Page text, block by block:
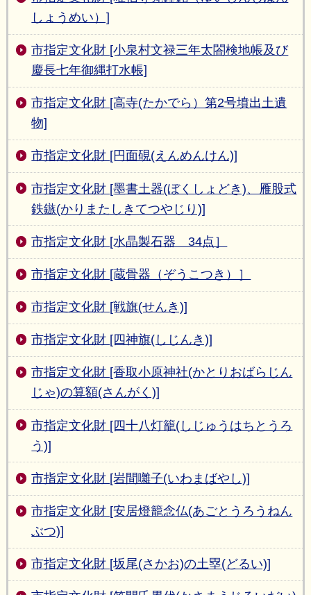
しょうめい）]
市指定文化財 [小泉村文禄三年太閤検地帳及び
慶長七年御縄打水帳]
市指定文化財 [高寺(たかでら）第2号墳出土遺
物]
市指定文化財 [円面硯(えんめんけん)]
市指定文化財 [墨書土器(ぼくしょどき)、雁股式
鉄鏃(かりまたしきてつやじり)]
市指定文化財 [水晶製石器 34点］
市指定文化財 [蔵骨器（ぞうこつき）］
市指定文化財 [戦旗(せんき)]
市指定文化財 [四神旗(しじんき)]
市指定文化財 [香取小原神社(かとりおばらじん
じゃ)の算額(さんがく)]
市指定文化財 [四十八灯籠(しじゅうはちとうろ
う)]
市指定文化財 [岩間囃子(いわまばやし)]
市指定文化財 [安居燈籠念仏(あごとうろうねん
ぶつ)]
市指定文化財 [坂尾(さかお)の土塁(どるい)]